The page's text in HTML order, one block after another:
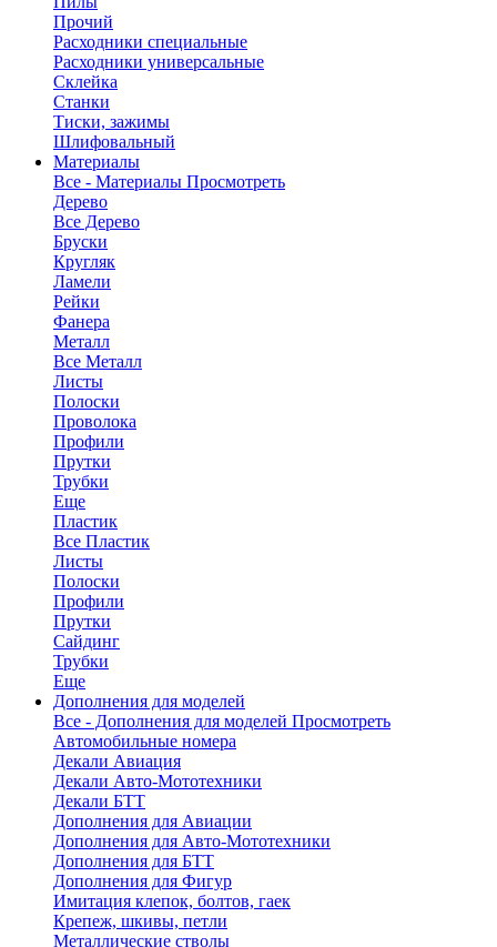
Прочий
Расходники специальные
Расходники универсальные
Склейка
Станки
Тиски, зажимы
Шлифовальный
Материалы
Все - Материалы Просмотреть
Дерево
Все Дерево
Бруски
Кругляк
Ламели
Рейки
Фанера
Металл
Все Металл
Листы
Полоски
Проволока
Профили
Прутки
Трубки
Еще
Пластик
Все Пластик
Листы
Полоски
Профили
Прутки
Сайдинг
Трубки
Еще
Дополнения для моделей
Все - Дополнения для моделей Просмотреть
Автомобильные номера
Декали Авиация
Декали Авто-Мототехники
Декали БТТ
Дополнения для Авиации
Дополнения для Авто-Мототехники
Дополнения для БТТ
Дополнения для Фигур
Имитация клепок, болтов, гаек
Крепеж, шкивы, петли
Металлические стволы